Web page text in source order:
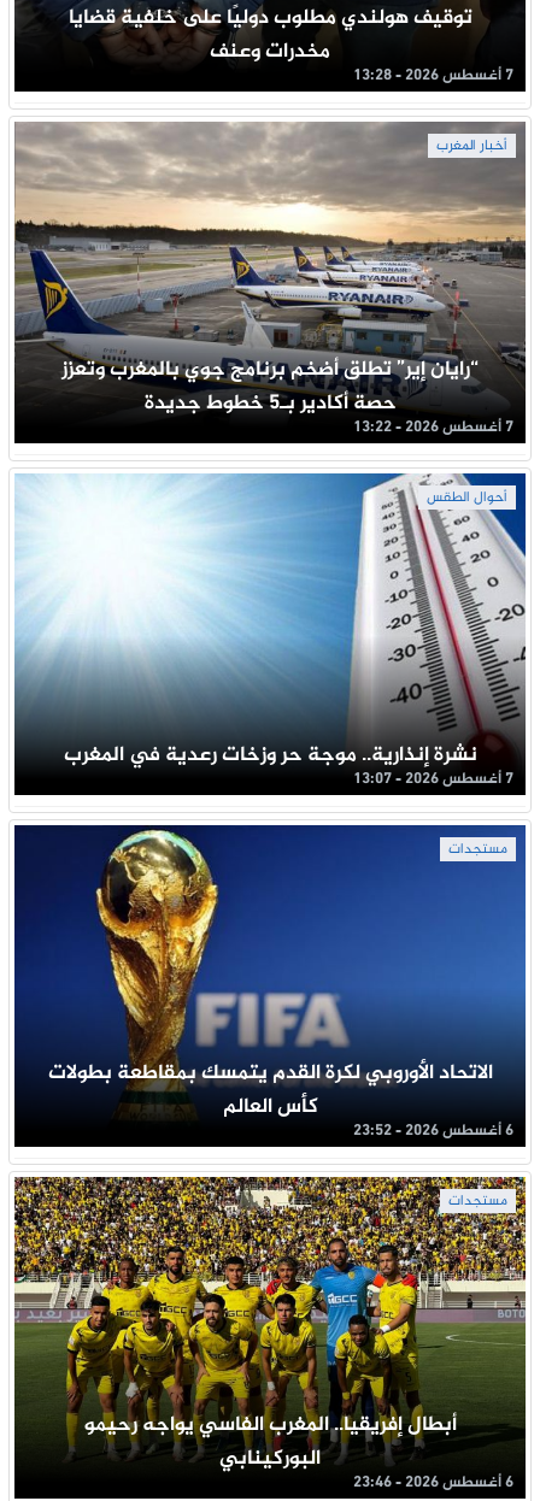
توقيف هولندي مطلوب دوليًا على خلفية قضايا
مخدرات وعنف
7 أغسطس 2026 - 13:28
أخبار المغرب
“رايان إير” تطلق أضخم برنامج جوي بالمغرب وتعزز
حصة أكادير بـ5 خطوط جديدة
7 أغسطس 2026 - 13:22
أحوال الطقس
نشرة إنذارية.. موجة حر وزخات رعدية في المغرب
7 أغسطس 2026 - 13:07
مستجدات
الاتحاد الأوروبي لكرة القدم يتمسك بمقاطعة بطولات
كأس العالم
6 أغسطس 2026 - 23:52
مستجدات
أبطال إفريقيا.. المغرب الفاسي يواجه رحيمو
البوركينابي
6 أغسطس 2026 - 23:46